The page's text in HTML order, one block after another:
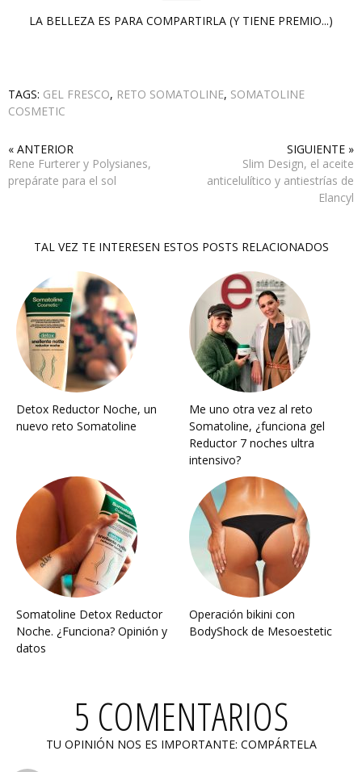
LA BELLEZA ES PARA COMPARTIRLA (Y TIENE PREMIO...)
TAGS: GEL FRESCO, RETO SOMATOLINE, SOMATOLINE
COSMETIC
« ANTERIOR
Rene Furterer y Polysianes,
prepárate para el sol
SIGUIENTE »
Slim Design, el aceite
anticelulítico y antiestrías de
Elancyl
TAL VEZ TE INTERESEN ESTOS POSTS RELACIONADOS
Detox Reductor Noche, un
nuevo reto Somatoline
Me uno otra vez al reto
Somatoline, ¿funciona gel
Reductor 7 noches ultra
intensivo?
Somatoline Detox Reductor
Noche. ¿Funciona? Opinión y
datos
Operación bikini con
BodyShock de Mesoestetic
5 COMENTARIOS
TU OPINIÓN NOS ES IMPORTANTE: COMPÁRTELA